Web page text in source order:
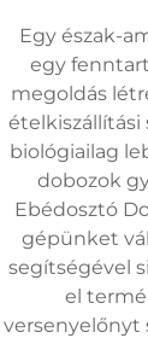
Egy észak-
egy
megoldás
ételkiszállítási
biológiailag
dobozok
Ebédosztó
gépünket
segítségével
el
versenyelőnyt